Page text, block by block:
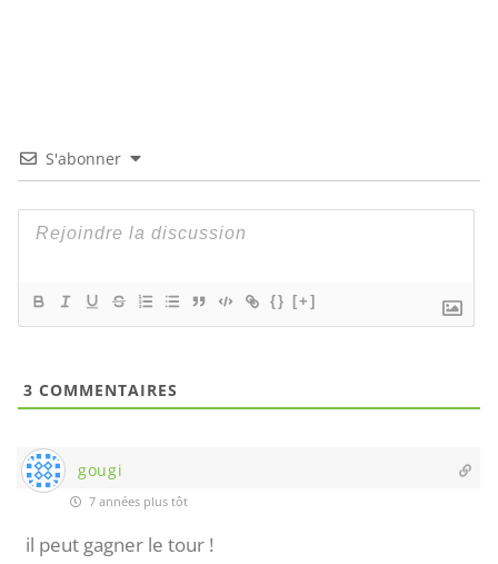
S'abonner
{} [+]
3 COMMENTAIRES
gougi
7 années plus tôt
il peut gagner le tour !